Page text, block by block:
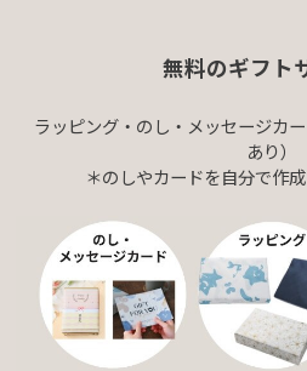
無料のギフト
ラッピング・のし・メッセージカ
あり）
＊のしやカードを自分で作